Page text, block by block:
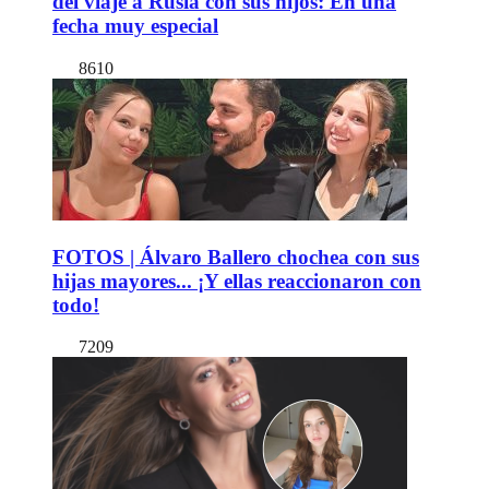
fecha muy especial
8610
FOTOS | Álvaro Ballero chochea con sus
hijas mayores... ¡Y ellas reaccionaron con
todo!
7209